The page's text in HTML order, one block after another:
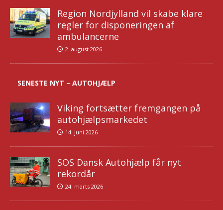
Region Nordjylland vil skabe klare
regler for disponeringen af
ambulancerne
2. august 2026
SENESTE NYT – AUTOHJÆLP
Viking fortsætter fremgangen på
autohjælpsmarkedet
14. juni 2026
SOS Dansk Autohjælp får nyt
rekordår
24. marts 2026